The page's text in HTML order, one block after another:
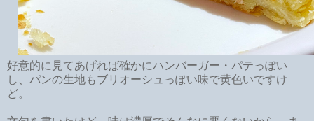
好意的に見てあげれば確かにハンバーガー・パテっぽい
し、パンの生地もブリオーシュっぽい味で黄色いですけ
ど。